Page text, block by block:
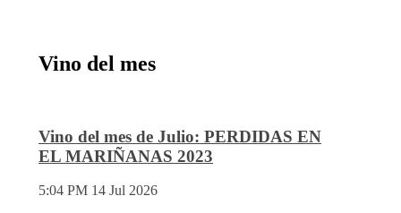
Vino del mes
Vino del mes de Julio: PERDIDAS EN
EL MARIÑANAS 2023
5:04 PM 14 Jul 2026